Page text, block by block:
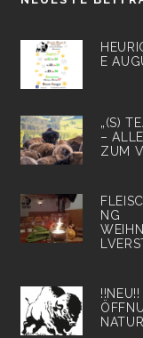
E
„(S)
–
ZUM
NG
!!NEU!!